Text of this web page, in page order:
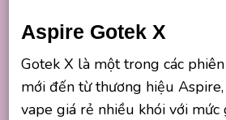
Aspire Gotek X
Gotek X là một trong các
mới đến từ thương hiệu
vape giá rẻ nhiều khói với mức